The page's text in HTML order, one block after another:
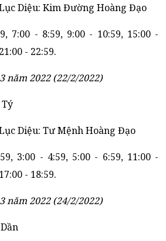
Diệu: Kim Đường Hoàng Đạo
7:00 - 8:59, 9:00 - 10:59, 15:00 -
- 22:59.
năm 2022 (22/2/2022)
Diệu: Tư Mệnh Hoàng Đạo
3:00 - 4:59, 5:00 - 6:59, 11:00 -
- 18:59.
năm 2022 (24/2/2022)